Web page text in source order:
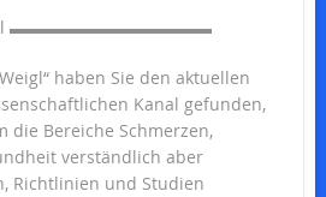
▬▬▬▬▬▬▬▬▬▬▬▬
haben Sie den aktuellen
Kanal gefunden,
die Bereiche Schmerzen,
verständlich aber
Richtlinien und Studien